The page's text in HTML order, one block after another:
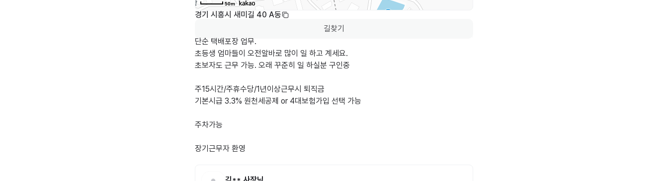
50m
경기 시흥시 새미길 40 A동
길찾기
단순 택배포장 업무.
초등생 엄마들이 오전알바로 많이 일 하고 계세요.
초보자도 근무 가능. 오래 꾸준히 일 하실분 구인중
주15시간/주휴수당/1년이상근무시 퇴직금
기본시급 3.3% 원천세공제 or 4대보험가입 선택 가능
주차가능
장기근무자 환영